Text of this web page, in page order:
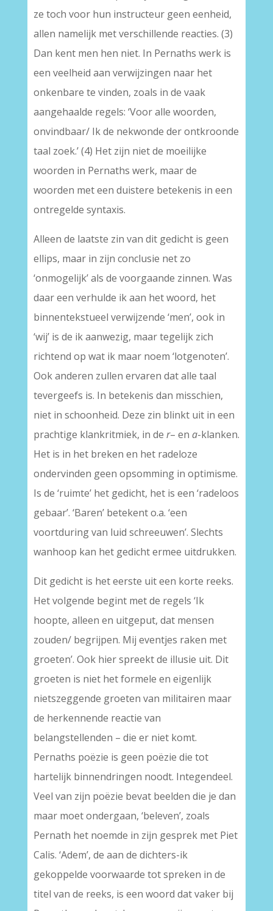
ze toch voor hun instructeur geen eenheid,
allen namelijk met verschillende reacties. (3)
Dan kent men hen niet. In Pernaths werk is
een veelheid aan verwijzingen naar het
onkenbare te vinden, zoals in de vaak
aangehaalde regels: ‘Voor alle woorden,
onvindbaar/ Ik de nekwonde der ontkroonde
taal zoek.’ (4) Het zijn niet de moeilijke
woorden in Pernaths werk, maar de
woorden met een duistere betekenis in een
ontregelde syntaxis.
Alleen de laatste zin van dit gedicht is geen
ellips, maar in zijn conclusie net zo
‘onmogelijk’ als de voorgaande zinnen. Was
daar een verhulde ik aan het woord, het
binnentekstueel verwijzende ‘men’, ook in
‘wij’ is de ik aanwezig, maar tegelijk zich
richtend op wat ik maar noem ‘lotgenoten’.
Ook anderen zullen ervaren dat alle taal
tevergeefs is. In betekenis dan misschien,
niet in schoonheid. Deze zin blinkt uit in een
prachtige klankritmiek, in de r– en a-klanken.
Het is in het breken en het radeloze
ondervinden geen opsomming in optimisme.
Is de ‘ruimte’ het gedicht, het is een ‘radeloos
gebaar’. ‘Baren’ betekent o.a. ‘een
voortduring van luid schreeuwen’. Slechts
wanhoop kan het gedicht ermee uitdrukken.
Dit gedicht is het eerste uit een korte reeks.
Het volgende begint met de regels ‘Ik
hoopte, alleen en uitgeput, dat mensen
zouden/ begrijpen. Mij eventjes raken met
groeten’. Ook hier spreekt de illusie uit. Dit
groeten is niet het formele en eigenlijk
nietszeggende groeten van militairen maar
de herkennende reactie van
belangstellenden – die er niet komt.
Pernaths poëzie is geen poëzie die tot
hartelijk binnendringen noodt. Integendeel.
Veel van zijn poëzie bevat beelden die je dan
maar moet ondergaan, ‘beleven’, zoals
Pernath het noemde in zijn gesprek met Piet
Calis. ‘Adem’, de aan de dichters-ik
gekoppelde voorwaarde tot spreken in de
titel van de reeks, is een woord dat vaker bij